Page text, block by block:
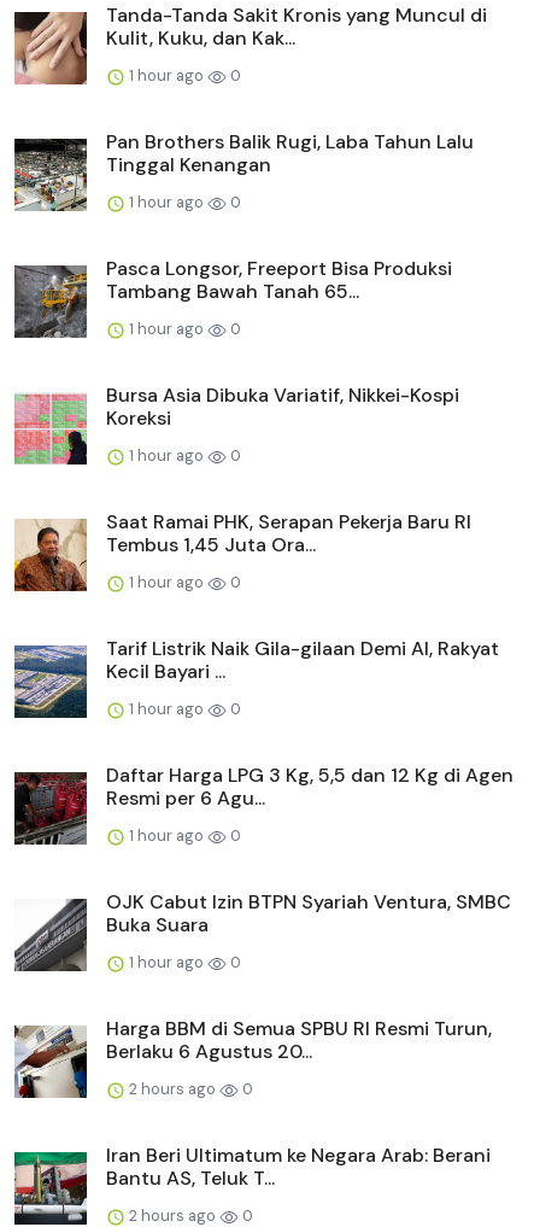
Tanda-Tanda Sakit Kronis yang Muncul di
Kulit, Kuku, dan Kak...
1 hour ago 0
Pan Brothers Balik Rugi, Laba Tahun Lalu
Tinggal Kenangan
1 hour ago 0
Pasca Longsor, Freeport Bisa Produksi
Tambang Bawah Tanah 65...
1 hour ago 0
Bursa Asia Dibuka Variatif, Nikkei-Kospi
Koreksi
1 hour ago 0
Saat Ramai PHK, Serapan Pekerja Baru RI
Tembus 1,45 Juta Ora...
1 hour ago 0
Tarif Listrik Naik Gila-gilaan Demi AI, Rakyat
Kecil Bayari ...
1 hour ago 0
Daftar Harga LPG 3 Kg, 5,5 dan 12 Kg di Agen
Resmi per 6 Agu...
1 hour ago 0
OJK Cabut Izin BTPN Syariah Ventura, SMBC
Buka Suara
1 hour ago 0
Harga BBM di Semua SPBU RI Resmi Turun,
Berlaku 6 Agustus 20...
2 hours ago 0
Iran Beri Ultimatum ke Negara Arab: Berani
Bantu AS, Teluk T...
2 hours ago 0